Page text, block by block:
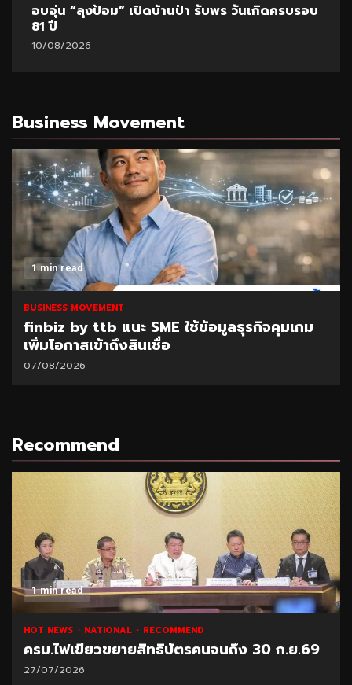
อบอุ่น “ลุงป้อม” เปิดบ้านป่า รับพร วันเกิดครบรอบ
81 ปี
10/08/2026
Business Movement
1 min read
BUSINESS MOVEMENT
finbiz by ttb แนะ SME ใช้ข้อมูลธุรกิจคุมเกม
เพิ่มโอกาสเข้าถึงสินเชื่อ
07/08/2026
Recommend
1 min read
HOT NEWS NATIONAL RECOMMEND
ครม.ไฟเขียวขยายสิทธิบัตรคนจนถึง 30 ก.ย.69
27/07/2026